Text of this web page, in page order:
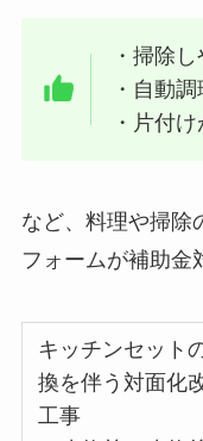
・掃除
・自動
・片付
など、料理や掃除
フォームが補助金
キッチンセット
換を伴う対面化
工事